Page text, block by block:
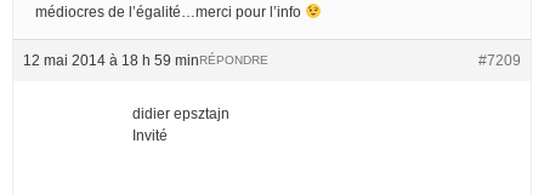
médiocres de l’égalité…merci pour l’info
12 mai 2014 à 18 h 59 min #7209
RÉPONDRE
didier epsztajn
Invité